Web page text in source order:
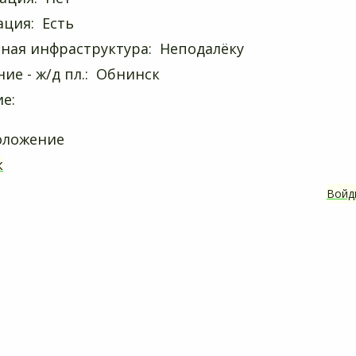
Есть
инфраструктура: Неподалёку
- ж/д пл.: Обнинск